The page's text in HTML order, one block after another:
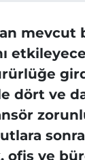
mevcut
dört ve
ofis ve